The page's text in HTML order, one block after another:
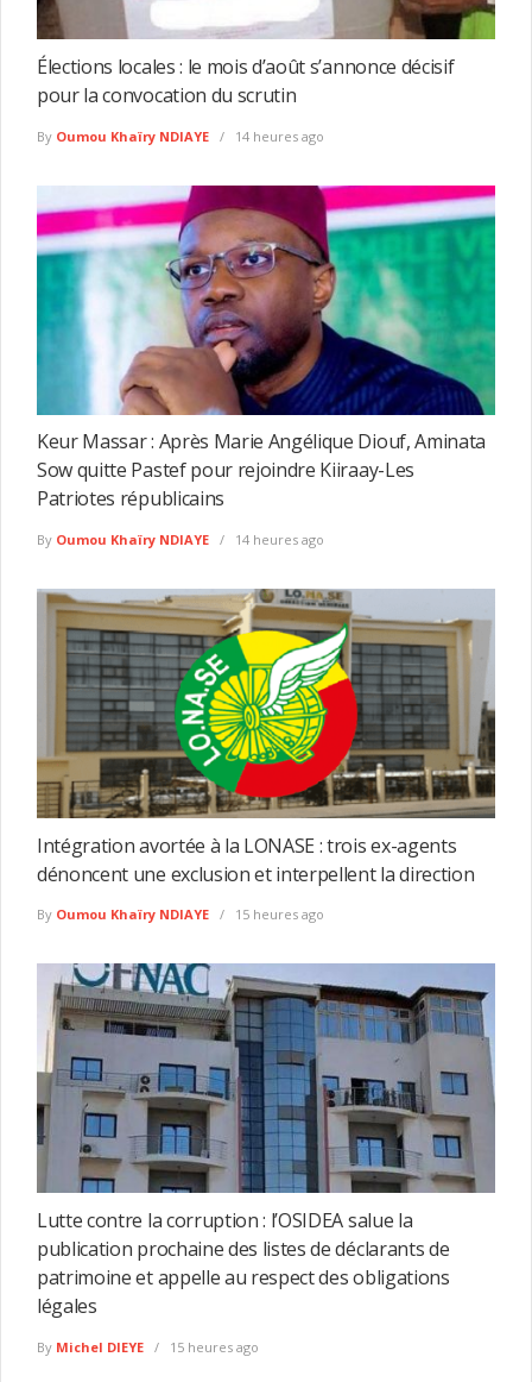
Élections locales : le mois d’août s’annonce décisif
pour la convocation du scrutin
By Oumou Khaïry NDIAYE 14 heures ago
Keur Massar : Après Marie Angélique Diouf, Aminata
Sow quitte Pastef pour rejoindre Kiiraay-Les
Patriotes républicains
By Oumou Khaïry NDIAYE 14 heures ago
Intégration avortée à la LONASE : trois ex-agents
dénoncent une exclusion et interpellent la direction
By Oumou Khaïry NDIAYE 15 heures ago
Lutte contre la corruption : l’OSIDEA salue la
publication prochaine des listes de déclarants de
patrimoine et appelle au respect des obligations
légales
By Michel DIEYE 15 heures ago